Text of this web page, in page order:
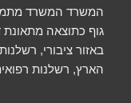
המשרד המשרד
גוף כתוצאה
באזור ציבורי,
הארץ, רשלנות